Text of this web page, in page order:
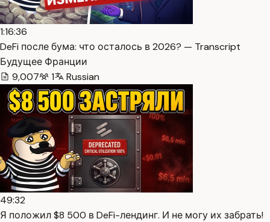
1:16:36
DeFi после бума: что осталось в 2026? — Transcript
Будущее Франции
9,007
1 Russian
49:32
Я положил $8 500 в DeFi-лендинг. И не могу их забрать!